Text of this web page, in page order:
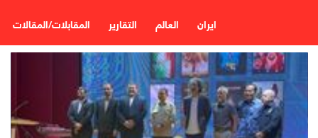
المقابلات/المقالات التقارير العالم ایران